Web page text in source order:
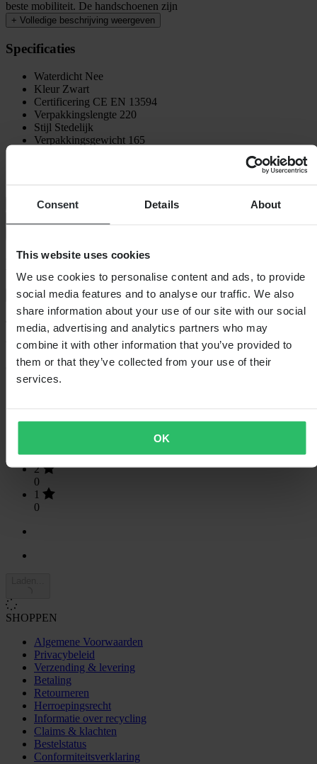
Consent Details About
This website uses cookies
We use cookies to personalise content and ads, to provide
social media features and to analyse our traffic. We also
share information about your use of our site with our social
media, advertising and analytics partners who may
combine it with other information that you’ve provided to
them or that they’ve collected from your use of their
services.
OK
beste mobiliteit. De handschoenen zijn
+ Volledige beschrijving weergeven
Specificaties
Waterdicht Nee
Kleur Zwart
Certificering CE EN 13594
Verpakkingslengte 220
Stijl Stedelijk
Verpakkingsgewicht 165
Maattabel
Klantenbeoordelingen (81)
Toon alleen lokale reviews
Gebaseerd op 81 beoordelingen
4
5
2
0
1
0
SHOPPEN
Algemene Voorwaarden
Privacybeleid
Verzending & levering
Betaling
Retourneren
Herroepingsrecht
Informatie over recycling
Claims & klachten
Bestelstatus
Conformiteitsverklaring